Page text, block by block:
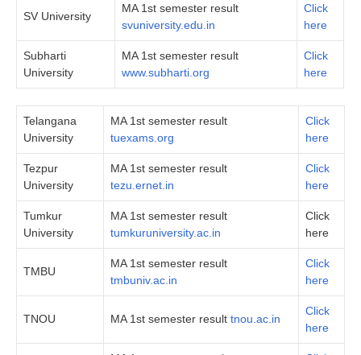
SV University
MA 1st semester result
svuniversity.edu.in
Click
here
Subharti
University
MA 1st semester result
www.subharti.org
Click
here
Telangana
University
MA 1st semester result
tuexams.org
Click
here
Tezpur
University
MA 1st semester result
tezu.ernet.in
Click
here
Tumkur
University
MA 1st semester result
tumkuruniversity.ac.in
Click
here
TMBU
MA 1st semester result
tmbuniv.ac.in
Click
here
TNOU MA 1st semester result tnou.ac.in
Click
here